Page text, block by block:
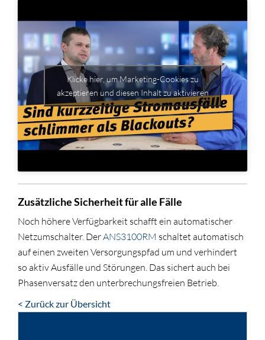
Klicke hier, um Marketing-Cookies zu
akzeptieren und diesen Inhalt zu aktivieren
Zusätzliche Sicherheit für alle Fälle
Noch höhere Verfügbarkeit schafft ein automatischer
Netzumschalter. DerANS3100RM schaltet automatisch
auf einen zweiten Versorgungspfad um und verhindert
so aktiv Ausfälle und Störungen. Das sichert auch bei
Phasenversatz den unterbrechungsfreien Betrieb.
< Zurück zur Übersicht